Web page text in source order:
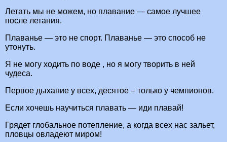
Летать мы не можем, но плавание — самое лучшее
после летания.
Плаванье — это не спорт. Плаванье — это способ не
утонуть.
Я не могу ходить по воде , но я могу творить в ней
чудеса.
Первое дыхание у всех, десятое – только у чемпионов.
Если хочешь научиться плавать — иди плавай!
Грядет глобальное потепление, а когда всех нас зальет,
пловцы овладеют миром!